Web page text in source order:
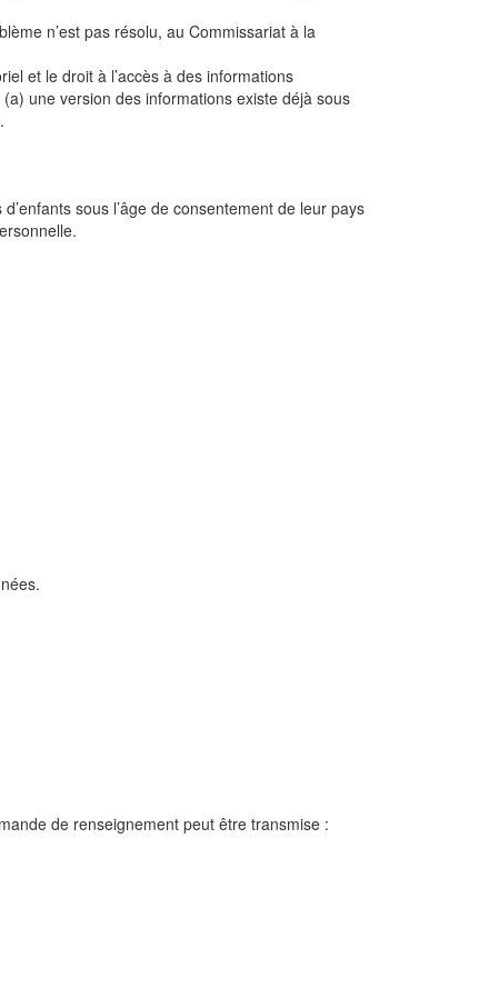
n’est pas résolu, au Commissariat à la
et le droit à l’accès à des informations
une version des informations existe déjà sous
sous l’âge de consentement de leur pays
de renseignement peut être transmise :